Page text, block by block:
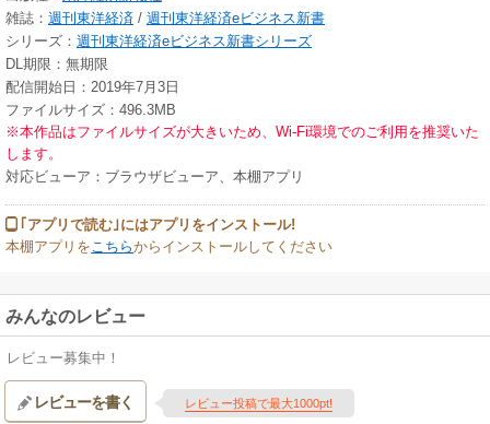
雑誌： 週刊東洋経済 / 週刊東洋経済eビジネス新書
シリーズ： 週刊東洋経済eビジネス新書シリーズ
DL期限：無期限
配信開始日：2019年7月3日
ファイルサイズ：496.3MB
※本作品はファイルサイズが大きいため、Wi-Fi環境でのご利用を推奨いた
します。
対応ビューア：ブラウザビューア、本棚アプリ
｢アプリで読む｣にはアプリをインストール!
本棚アプリをこちらからインストールしてください
みんなのレビュー
レビュー募集中！
レビューを書く レビュー投稿で最大1000pt!